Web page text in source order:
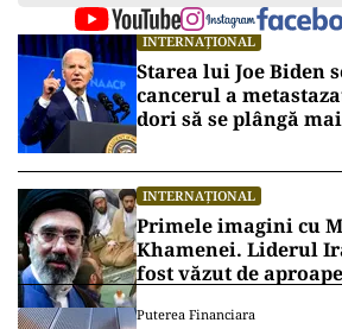
INTERNAȚIONAL
Starea lui Joe Biden
cancerul a
dori să se plângă
INTERNAȚIONAL
Primele imagini cu
Khamenei. Liderul
fost văzut de
Puterea Financiara